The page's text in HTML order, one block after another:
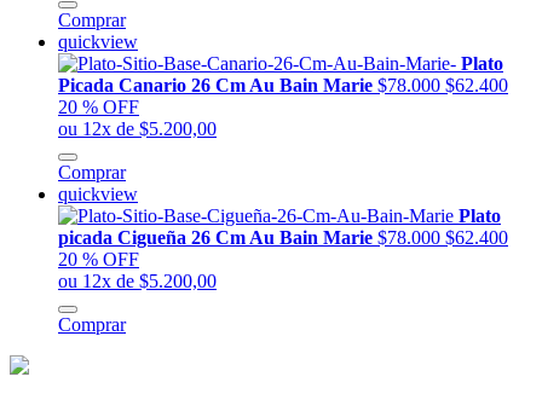
Comprar
quickview
Plato
Picada Canario 26 Cm Au Bain Marie $78.000 $62.400
20 % OFF
ou 12x de $5.200,00
Comprar
quickview
Plato
picada Cigueña 26 Cm Au Bain Marie $78.000 $62.400
20 % OFF
ou 12x de $5.200,00
Comprar